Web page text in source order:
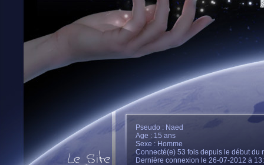
Pseudo : Naed
Age : 15 ans
Sexe : Homme
Connecté(e) 53 fois depuis le début du
Dernière connexion le 26-07-2012 à